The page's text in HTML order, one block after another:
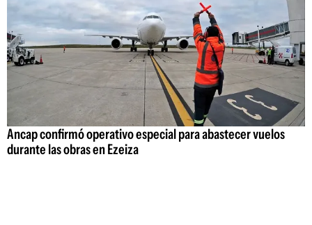
Ancap confirmó operativo especial para abastecer vuelos
durante las obras en Ezeiza